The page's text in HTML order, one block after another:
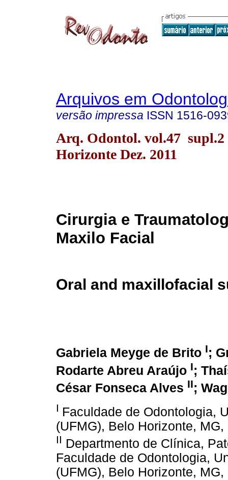
Arquivos em
versão impressa ISSN 1516-
Arq. Odontol. vol.47 supl.2
Horizonte Dez. 2011
Cirurgia e
Maxilo Facial
Oral and maxillofacial
Gabriela Meyge de Brito I;
Rodarte Abreu Araújo I;
César Fonseca Alves II;
I Faculdade de Odontologia,
(UFMG), Belo Horizonte, MG,
II Departmento de Clínica,
Faculdade de Odontologia,
(UFMG), Belo Horizonte, MG,